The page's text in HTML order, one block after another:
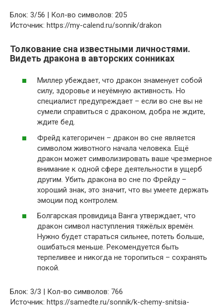
Блок: 3/56 | Кол-во символов: 205
Источник: https://my-calend.ru/sonnik/drakon
Толкование сна известными личностями.
Видеть дракона в авторских сонниках
Миллер убеждает, что дракон знаменует собой
силу, здоровье и неуёмную активность. Но
специалист предупреждает – если во сне вы не
сумели справиться с драконом, добра не ждите,
ждите бед.
Фрейд категоричен – дракон во сне является
символом животного начала человека. Ещё
дракон может символизировать ваше чрезмерное
внимание к одной сфере деятельности в ущерб
другим. Убить дракона во сне по Фрейду –
хороший знак, это значит, что вы умеете держать
эмоции под контролем.
Болгарская провидица Ванга утверждает, что
дракон символ наступления тяжёлых времён.
Нужно будет стараться сильнее, потеть больше,
ошибаться меньше. Рекомендуется быть
терпеливее и никогда не торопиться – сохранять
покой.
Блок: 3/3 | Кол-во символов: 766
Источник: https://samedte.ru/sonnik/k-chemy-snitsia-